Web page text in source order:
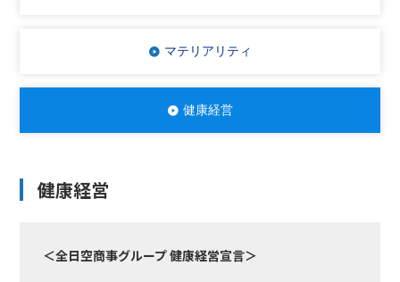
マテリアリティ
健康経営
健康経営
＜全日空商事グループ 健康経営宣言＞